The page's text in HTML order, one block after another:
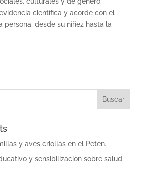
culturales y de género,
científica y acorde con el
persona, desde su niñez hasta la
y aves criollas en el Petén.
y sensibilización sobre salud